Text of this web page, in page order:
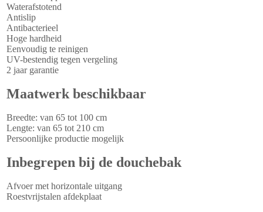
Waterafstotend
Antislip
Antibacterieel
Hoge hardheid
Eenvoudig te reinigen
UV-bestendig tegen vergeling
2 jaar garantie
Maatwerk beschikbaar
Breedte: van 65 tot 100 cm
Lengte: van 65 tot 210 cm
Persoonlijke productie mogelijk
Inbegrepen bij de douchebak
Afvoer met horizontale uitgang
Roestvrijstalen afdekplaat